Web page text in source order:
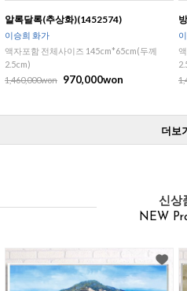
알록달록(추상화)(1452574)
이승희 화가
액자포함 전체사이즈 145cm*65cm(두께
2.5cm)
1,460,000won
970,000won
더보
신상
NEW